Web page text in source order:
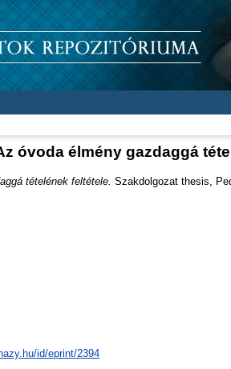
óvoda élmény gazdaggá
tételének feltétele. Szakdolgozat thesis,
id/eprint/2394